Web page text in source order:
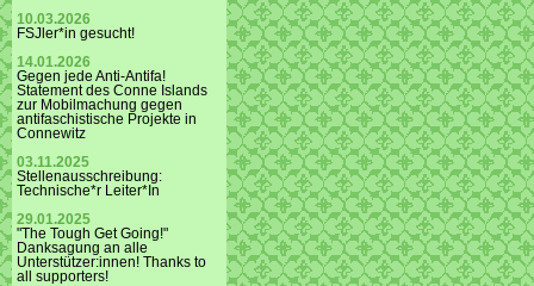
10.03.2026
FSJler*in gesucht!
14.01.2026
Gegen jede Anti-Antifa!
Statement des Conne Islands
zur Mobilmachung gegen
antifaschistische Projekte in
Connewitz
03.11.2025
Stellenausschreibung:
Technische*r Leiter*In
29.01.2025
"The Tough Get Going!"
Danksagung an alle
Unterstützer:innen! Thanks to
all supporters!